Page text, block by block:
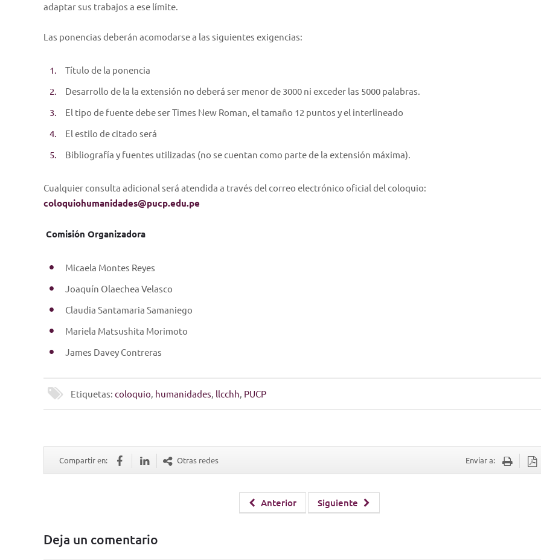
adaptar sus trabajos a ese límite.
Las ponencias deberán acomodarse a las siguientes exigencias:
Título de la ponencia
Desarrollo de la la extensión no deberá ser menor de 3000 ni exceder las 5000 palabras.
El tipo de fuente debe ser Times New Roman, el tamaño 12 puntos y el interlineado
El estilo de citado será
Bibliografía y fuentes utilizadas (no se cuentan como parte de la extensión máxima).
Cualquier consulta adicional será atendida a través del correo electrónico oficial del coloquio:
coloquiohumanidades@pucp.edu.pe
Comisión Organizadora
Micaela Montes Reyes
Joaquín Olaechea Velasco
Claudia Santamaria Samaniego
Mariela Matsushita Morimoto
James Davey Contreras
Etiquetas: coloquio, humanidades, llcchh, PUCP
Compartir en: Otras redes Enviar a:
Anterior Siguiente
Deja un comentario